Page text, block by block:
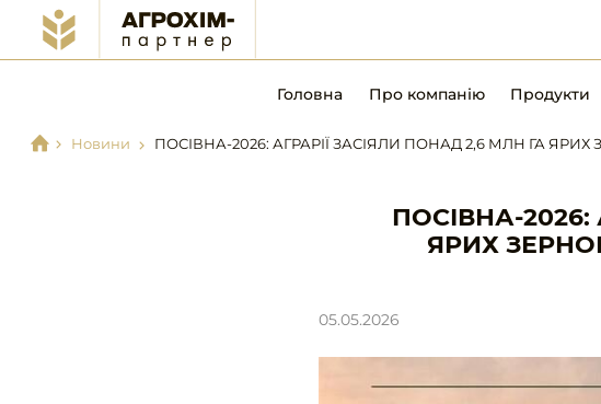
Новини ПОСІВНА-2026: АГРАРІЇ ЗАСІЯЛИ ПОНАД 2,6 МЛН ГА
ПОСІВНА-
ЯРИХ
05.05.2026
Головна Про компанію Продукти
Добрива